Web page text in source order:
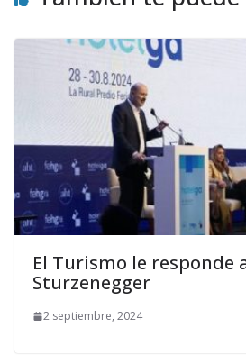
El Turismo le responde
Sturzenegger
2 septiembre, 2024